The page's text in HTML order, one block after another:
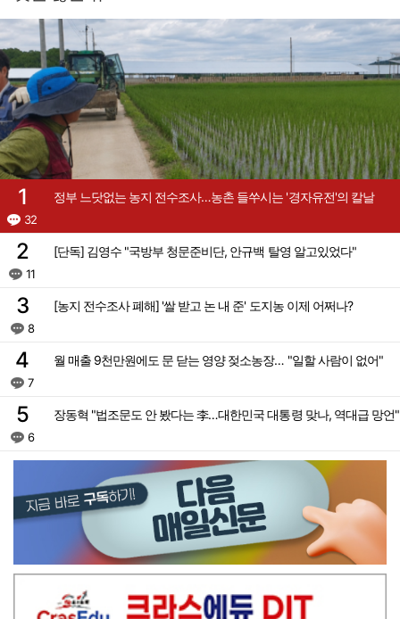
박권현 청도군수, 국무총리에 "청도 물 공급 최대 3만t 늘려달라"
32
정부 느닷없는 농지 전수조사…농촌 들쑤시는 '경자유전'의 칼날
11
[단독] 김영수 "국방부 청문준비단, 안규백 탈영 알고있었다"
8
[농지 전수조사 폐해] '쌀 받고 논 내 준' 도지농 이제 어쩌나?
7
월 매출 9천만원에도 문 닫는 영양 젖소농장… "일할 사람이 없어"
6
장동혁 "법조문도 안 봤다는 李…대한민국 대통령 맞나, 역대급 망언"